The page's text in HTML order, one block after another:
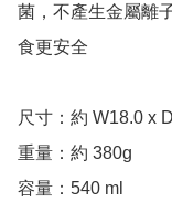
菌，不產生金屬離
食更安全
尺寸：約 W18.0 x
重量：約 380g
容量：540 ml